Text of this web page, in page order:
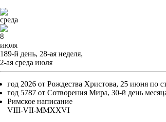
среда
8
июля
189-й день, 28-ая неделя,
2-ая среда июля
год 2026 от Рождества Христова, 25 июня по
год 5787 от Сотворения Мира, 30-й день
Римское написание
VIII-VII-MMXXVI